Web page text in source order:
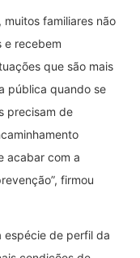
familiares não
e recebem
que são mais
pública quando se
precisam de
acabar com a
firmou
espécie de perfil da